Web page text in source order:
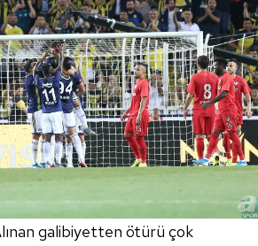
galibiyetten ötürü çok